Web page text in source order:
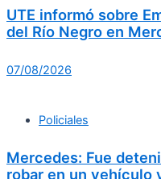
UTE informó sobre
del Río Negro en
07/08/2026
Policiales
Mercedes: Fue
robar en un vehículo